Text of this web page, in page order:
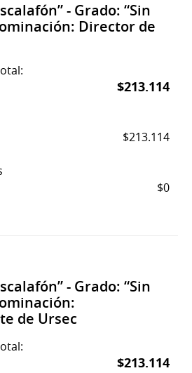
- Grado: “Sin
Director de
$213.114
$213.114
$0
- Grado: “Sin
de Ursec
$213.114